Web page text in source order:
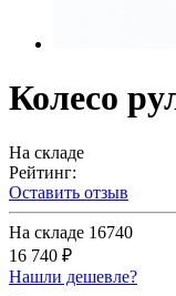
Колесо
На складе
Рейтинг:
Оставить отзыв
На складе 16740
16 740 ₽
Нашли дешевле?